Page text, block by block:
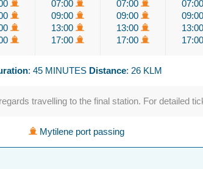
07:00
09:00
13:00
17:00
07:00
09:00
13:00
17:00
07:00
09:00
13:00
17:00
: 45 MINUTES Distance: 26 KLM
travelling to the final station. For detailed
Mytilene port passing